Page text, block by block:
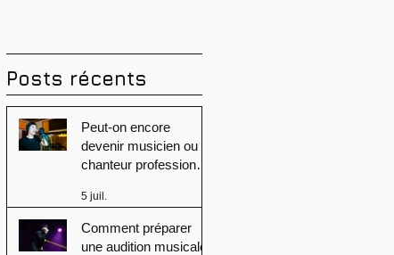
méthodes et erreurs
à éviter
Posts récents
Peut-on encore
devenir musicien ou
chanteur professionnel
méthodes et erreurs à
éviter
5 juil.
Comment préparer
une audition musicale :